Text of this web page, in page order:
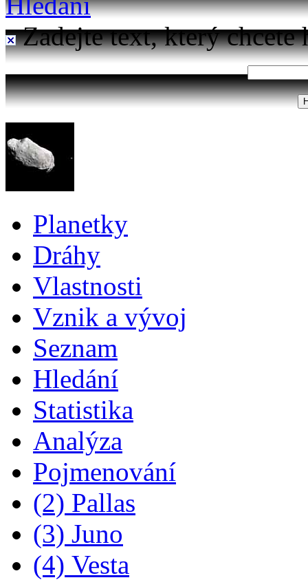
Zadejte text, který chcete
Planetky
Dráhy
Vlastnosti
Vznik a vývoj
Seznam
Hledání
Statistika
Analýza
Pojmenování
(2) Pallas
(3) Juno
(4) Vesta